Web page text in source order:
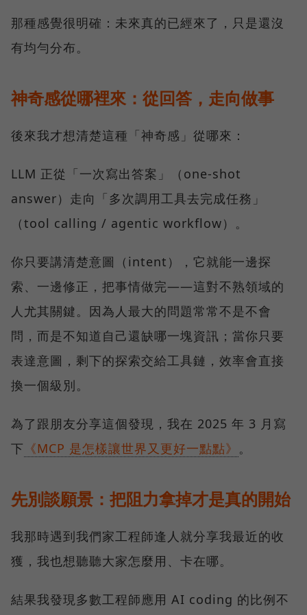
那種感覺很明確：未來真的已經來了，只是還沒
有均勻分布。
神奇感從哪裡來：從回答，走向做事
後來我才想清楚這種「神奇感」從哪來：
LLM 正從「一次寫出答案」（one-shot
answer）走向「多次調用工具去完成任務」
（tool calling / agentic workflow）。
你只要講清楚意圖（intent），它就能一邊探
索、一邊修正，把事情做完——這對不熟領域的
人尤其關鍵。因為人最大的問題常常不是不會
問，而是不知道自己還缺哪一塊資訊；當你只要
表達意圖，剩下的探索交給工具鏈，效率會直接
換一個級別。
為了跟朋友分享這個發現，我在 2025 年 3 月寫
下 《MCP 是怎樣讓世界又更好一點點》 。
先別談願景：把阻力拿掉才是真的開始
我那時遇到我們家工程師逢人就分享我最近的收
獲，我也想聽聽大家怎麼用、卡在哪。
結果我發現多數工程師應用 AI coding 的比例不